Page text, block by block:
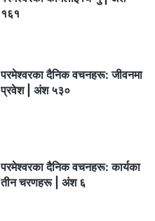
१६१
परमेश्‍वरका दैनिक वचनहरू: जीवनमा
प्रवेश | अंश ५३०
परमेश्‍वरका दैनिक वचनहरू: कार्यका
तीन चरणहरू | अंश ६